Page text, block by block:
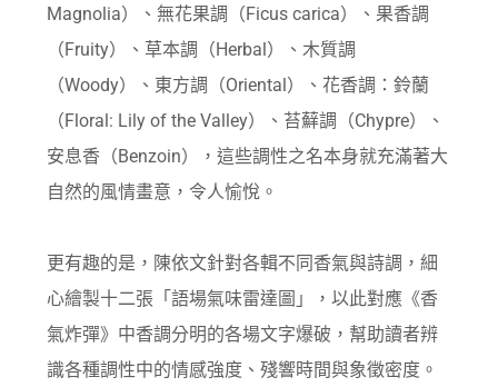
Magnolia）、無花果調（Ficus carica）、果香調
（Fruity）、草本調（Herbal）、木質調
（Woody）、東方調（Oriental）、花香調：鈴蘭
（Floral: Lily of the Valley）、苔蘚調（Chypre）、
安息香（Benzoin），這些調性之名本身就充滿著大
自然的風情畫意，令人愉悅。
更有趣的是，陳依文針對各輯不同香氣與詩調，細
心繪製十二張「語場氣味雷達圖」，以此對應《香
氣炸彈》中香調分明的各場文字爆破，幫助讀者辨
識各種調性中的情感強度、殘響時間與象徵密度。